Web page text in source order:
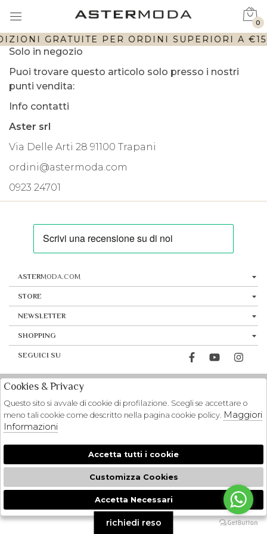
GRATUITE PER ORDINI SUPERIORI A
0
Solo in negozio
Puoi trovare questo articolo solo presso i nostri
punti vendita:
Info contatti
Aster srl
Via Delle Arti 28 91100 Trapani
ordini@astermoda.com
0923 24701
ASTERMODA.COM
STORE
NEWSLETTER
SHOPPING
SEGUICI SU
🍪
richiedi reso
Cookies & Privacy
Questo sito si avvale di cookie di profilazione. Scegli se accettare o
meno tali cookie come descritto nella pagina cookie policy. Maggiori
Informazioni
Accetta tutti i cookie
Customizza Cookies
Accetta Necessari